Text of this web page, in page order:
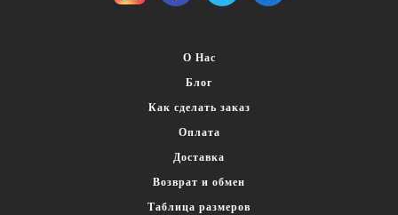
О Нас
Блог
Как сделать заказ
Оплата
Доставка
Возврат и обмен
Таблица размеров